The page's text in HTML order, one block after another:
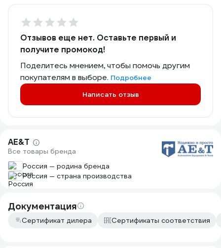
Отзывов еще нет. Оставьте первый и
получите промокод!
Поделитесь мнением, чтобы помочь другим
покупателям в выборе. Подробнее
Написать отзыв
AE&T
Все товары бренда
Россия — родина бренда
Россия — страна производства
Документация
Сертификат дилера Сертификаты соответствия